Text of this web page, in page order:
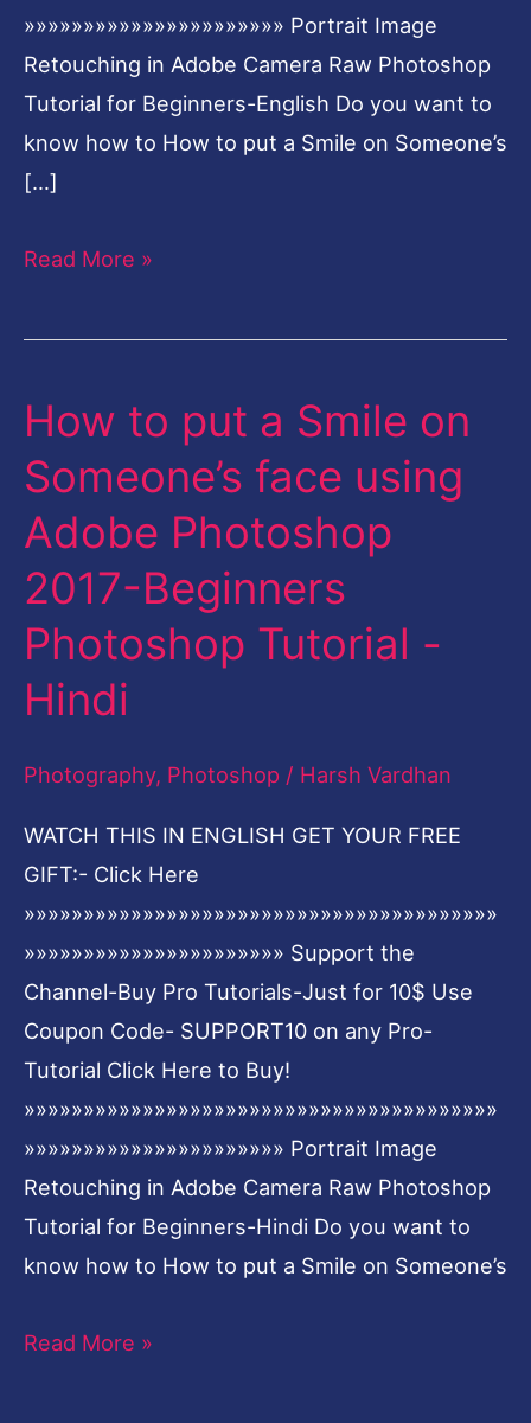
»»»»»»»»»»»»»»»»»»»»»» Portrait Image
Retouching in Adobe Camera Raw Photoshop
Tutorial for Beginners-English Do you want to
know how to How to put a Smile on Someone’s
[…]
Read More »
How to put a Smile on
Someone’s face using
Adobe Photoshop
2017-Beginners
Photoshop Tutorial -
Hindi
Photography, Photoshop / Harsh Vardhan
WATCH THIS IN ENGLISH GET YOUR FREE
GIFT:- Click Here
»»»»»»»»»»»»»»»»»»»»»»»»»»»»»»»»»»»»»»»»
»»»»»»»»»»»»»»»»»»»»»» Support the
Channel-Buy Pro Tutorials-Just for 10$ Use
Coupon Code- SUPPORT10 on any Pro-
Tutorial Click Here to Buy!
»»»»»»»»»»»»»»»»»»»»»»»»»»»»»»»»»»»»»»»»
»»»»»»»»»»»»»»»»»»»»»» Portrait Image
Retouching in Adobe Camera Raw Photoshop
Tutorial for Beginners-Hindi Do you want to
know how to How to put a Smile on Someone’s
How
put
a
Smile
on
Someone’s
face
Adobe
2017-
Beginners
Photoshop
Tutorial
-
Hindi
Read More »